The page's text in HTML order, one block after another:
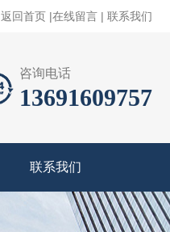
返回首页 |在线留言 | 联系我们
咨询电话
13691609757
联系我们